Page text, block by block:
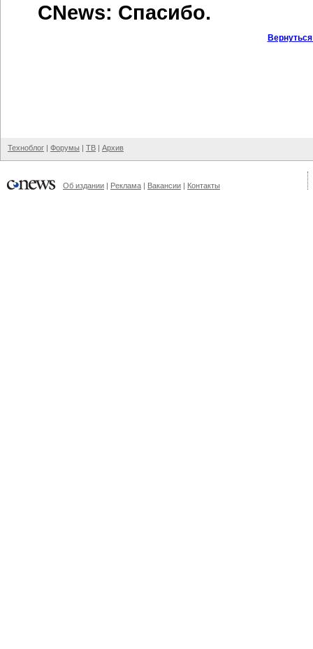
CNews: Спасибо.
Техноблог | Форумы | ТВ | Архив
Об издании | Реклама | Вакансии | Контакты